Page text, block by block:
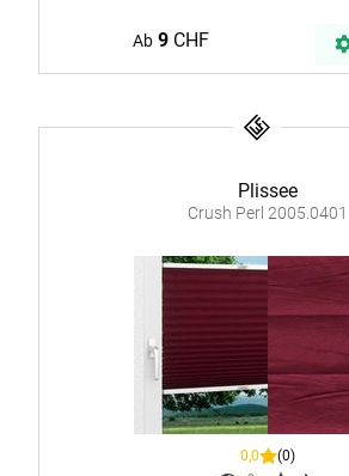
Ab 9CHF
Plissee
Crush Perl 2005.0401
0,0 (0)